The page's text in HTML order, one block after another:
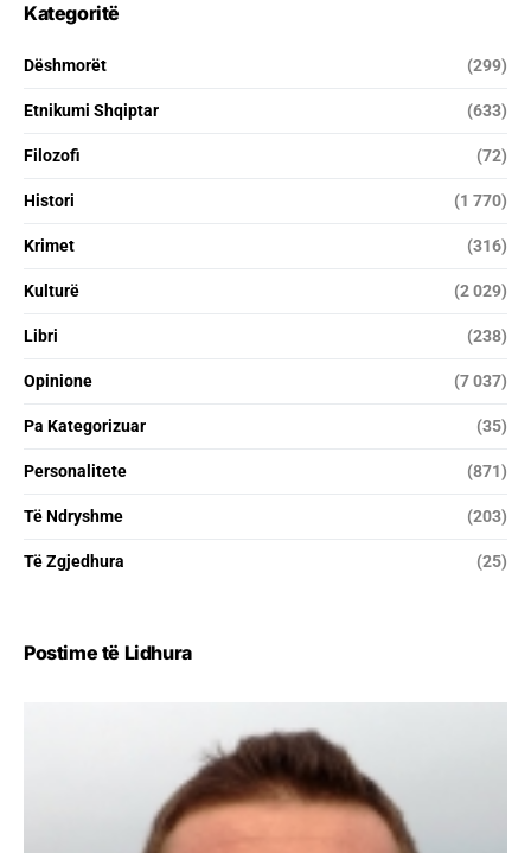
Kategoritë
Dëshmorët (299)
Etnikumi Shqiptar (633)
Filozofi (72)
Histori (1 770)
Krimet (316)
Kulturë (2 029)
Libri (238)
Opinione (7 037)
Pa Kategorizuar (35)
Personalitete (871)
Të Ndryshme (203)
Të Zgjedhura (25)
Postime të Lidhura